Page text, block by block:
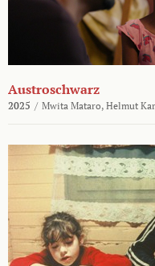
Austroschwarz
2025 / Mwita Mataro, Helmut